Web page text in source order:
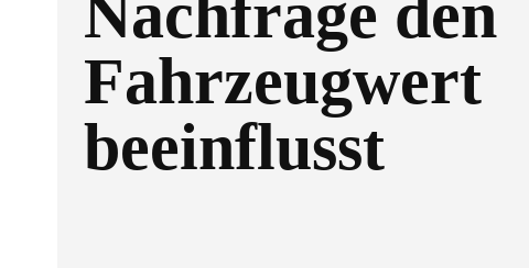
Nachfrage den
Fahrzeugwert
beeinflusst